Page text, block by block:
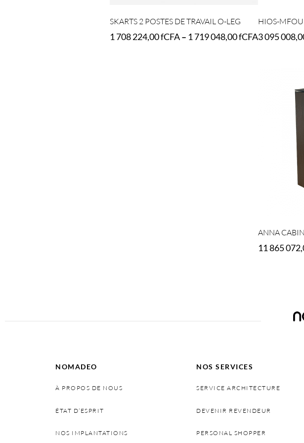
SKARTS 2 POSTES DE TRAVAIL O-LEG
1 708 224,00fCFA– 1 719 048,00fCFA
HIOS-MFOU
3 095
ANNA
11 865
NOMADEO
À PROPOS DE NOUS
ÉTAT D’ESPRIT
NOS IMPLANTATIONS
NOS SERVICES
SERVICE ARCHITECTURE
DEVENIR REVENDEUR
PERSONAL SHOPPER